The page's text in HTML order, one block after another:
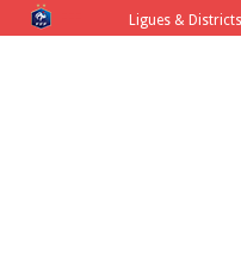
Ligues & Districts